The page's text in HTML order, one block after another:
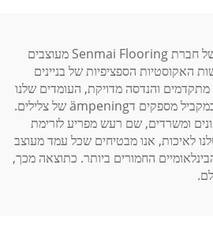
העומדים לרצפה המוגבהת של חברת Senmai Flooring מעוצבים
האקוסטיות הספציפיות של בניינים
והנדסה מדויקת, העומדים שלנו
תומכים במערכות הרצפה ובמקביל מספקים דämpening של צלילים.
ומשרדים, שם רעש מפריע לזרימת
לאיכות, אנו מבטיחים שכל עמד מעוצב
החמורים ביותר. כתוצאה מכך,